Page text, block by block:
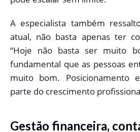
A especialista também
atual, não basta apenas ter
“Hoje não basta ser muito
fundamental que as pessoas
muito bom. Posicionamento
parte do crescimento
Gestão financeira,